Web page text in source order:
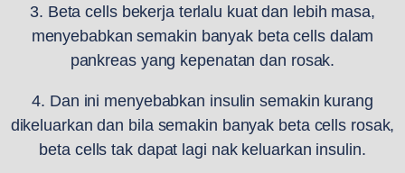
3. Beta cells bekerja terlalu kuat dan lebih masa,
menyebabkan semakin banyak beta cells dalam
pankreas yang kepenatan dan rosak.
4. Dan ini menyebabkan insulin semakin kurang
dikeluarkan dan bila semakin banyak beta cells rosak,
beta cells tak dapat lagi nak keluarkan insulin.